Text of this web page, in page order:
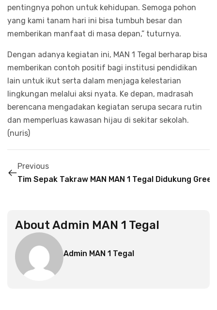
pentingnya pohon untuk kehidupan. Semoga pohon
yang kami tanam hari ini bisa tumbuh besar dan
memberikan manfaat di masa depan,” tuturnya.
Dengan adanya kegiatan ini, MAN 1 Tegal berharap bisa
memberikan contoh positif bagi institusi pendidikan
lain untuk ikut serta dalam menjaga kelestarian
lingkungan melalui aksi nyata. Ke depan, madrasah
berencana mengadakan kegiatan serupa secara rutin
dan memperluas kawasan hijau di sekitar sekolah.
(nuris)
Previous
Tim Sepak Takraw MAN 1 Tegal Raih Juara di
MAN 1 Tegal Didukung
About Admin MAN 1 Tegal
Admin MAN 1 Tegal